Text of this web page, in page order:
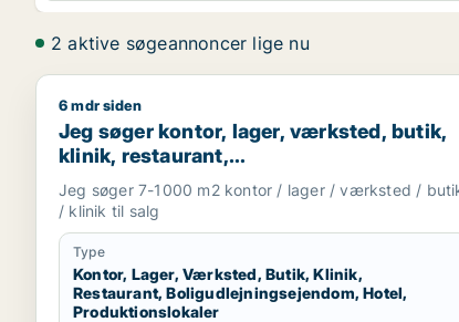
2 aktive søgeannoncer lige nu
Jeg søger kontor, lager, værksted, butik,
6 mdr siden
Jeg søger kontor, lager, værksted, butik,
klinik, restaurant,
boligudlejningsejendom, hotel eller
produktionslokaler til salg i Vordingborg,
Guldborgsund eller Lolland
Jeg søger 7-1000 m2 kontor / lager / værksted /
/ klinik til salg
Type
Kontor, Lager, Værksted, Butik, Klinik,
Restaurant, Boligudlejningsejendom, Hotel,
Produktionslokaler